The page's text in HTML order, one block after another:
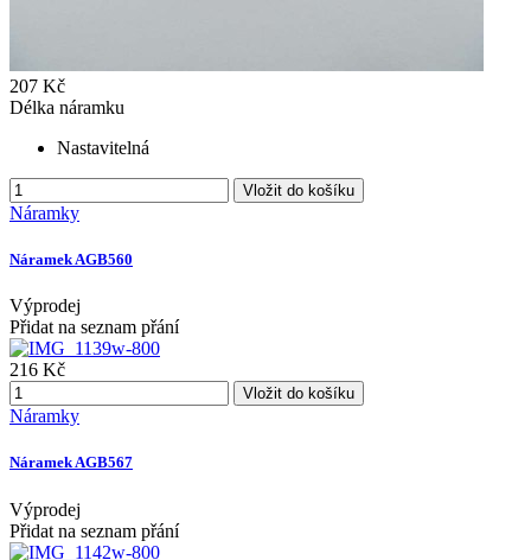
207 Kč
Délka náramku
Nastavitelná
Vložit do košíku
Náramky
Náramek AGB560
Výprodej
Přidat na seznam přání
216 Kč
Vložit do košíku
Náramky
Náramek AGB567
Výprodej
Přidat na seznam přání